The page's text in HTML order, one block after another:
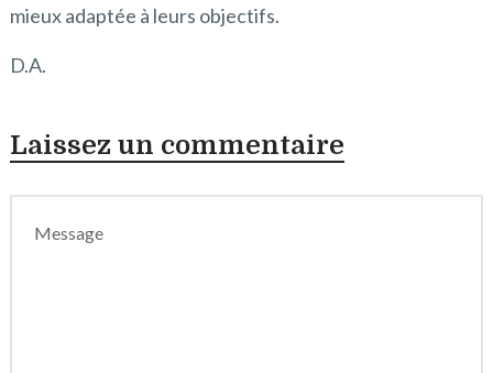
mieux adaptée à leurs objectifs.
D.A.
Laissez un commentaire